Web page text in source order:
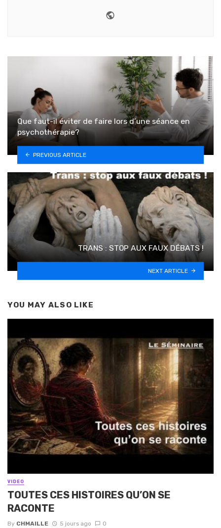
Que faut-il éviter de faire lors d’une séance en
psychothérapie?
PREVIOUS ARTICLE
TRANS : STOP AUX FAUX DÉBATS !
NEXT ARTICLE
YOU MAY ALSO LIKE
VIDEO
TOUTES CES HISTOIRES QU’ON SE
RACONTE
By CHMAILLE 5 jours ago 0